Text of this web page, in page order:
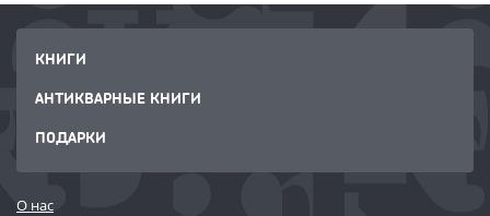
КНИГИ
АНТИКВАРНЫЕ КНИГИ
ПОДАРКИ
О нас